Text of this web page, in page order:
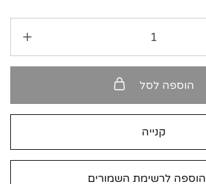
הוספה לסל
קנייה
הוספה לרשימת השמורים